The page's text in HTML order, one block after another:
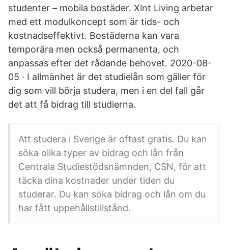
studenter – mobila bostäder. Xlnt Living arbetar
med ett modulkoncept som är tids- och
kostnadseffektivt. Bostäderna kan vara
temporära men också permanenta, och
anpassas efter det rådande behovet. 2020-08-
05 · I allmänhet är det studielån som gäller för
dig som vill börja studera, men i en del fall går
det att få bidrag till studierna.
Att studera i Sverige är oftast gratis. Du kan
söka olika typer av bidrag och lån från
Centrala Studiestödsnämnden, CSN, för att
täcka dina kostnader under tiden du
studerar. Du kan söka bidrag och lån om du
har fått uppehållstillstånd.